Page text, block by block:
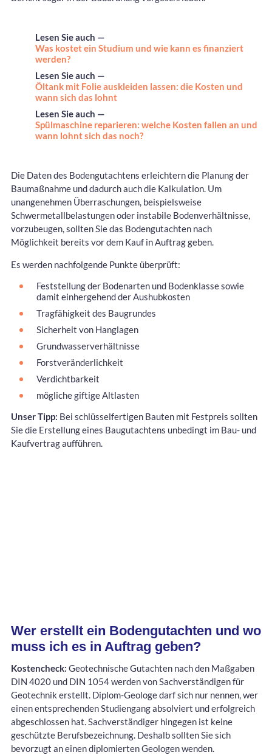
Lesen Sie auch —
Was kostet ein Studium und wie kann es finanziert
werden?
Lesen Sie auch —
Öltank mit Folie auskleiden lassen: die Kosten und
wann sich das lohnt
Lesen Sie auch —
Spülmaschine reparieren: welche Kosten fallen an und
wann lohnt sich das noch?
Die Daten des Bodengutachtens erleichtern die Planung der
Baumaßnahme und dadurch auch die Kalkulation. Um
unangenehmen Überraschungen, beispielsweise
Schwermetallbelastungen oder instabile Bodenverhältnisse,
vorzubeugen, sollten Sie das Bodengutachten nach
Möglichkeit bereits vor dem Kauf in Auftrag geben.
Es werden nachfolgende Punkte überprüft:
Feststellung der Bodenarten und Bodenklasse sowie
damit einhergehend der Aushubkosten
Tragfähigkeit des Baugrundes
Sicherheit von Hanglagen
Grundwasserverhältnisse
Forstveränderlichkeit
Verdichtbarkeit
mögliche giftige Altlasten
Unser Tipp: Bei schlüsselfertigen Bauten mit Festpreis sollten
Sie die Erstellung eines Baugutachtens unbedingt im Bau- und
Kaufvertrag aufführen.
Wer erstellt ein Bodengutachten und wo
muss ich es in Auftrag geben?
Kostencheck: Geotechnische Gutachten nach den Maßgaben
DIN 4020 und DIN 1054 werden von Sachverständigen für
Geotechnik erstellt. Diplom-Geologe darf sich nur nennen, wer
einen entsprechenden Studiengang absolviert und erfolgreich
abgeschlossen hat. Sachverständiger hingegen ist keine
geschützte Berufsbezeichnung. Deshalb sollten Sie sich
bevorzugt an einen diplomierten Geologen wenden.